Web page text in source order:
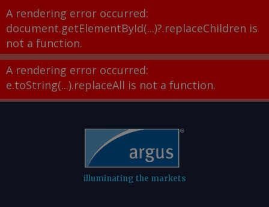
A rendering error occurred:
document.getElementById(...)?.replaceChildren is
not a function.
A rendering error occurred:
e.toString(...).replaceAll is not a function.
illuminating the markets